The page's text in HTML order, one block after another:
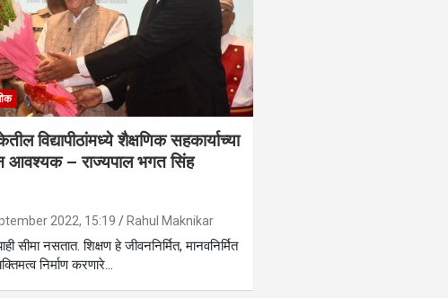
विद्यापीठांमध्ये शैक्षणिक सहकार्याच्या
आवश्यक – राज्यपाल भगत सिंह
2022, 15:19 Rahul Maknikar
सीमा नसतात. शिक्षण हे जीवननिर्मित, मानवनिर्मित
निर्माण करणारे…